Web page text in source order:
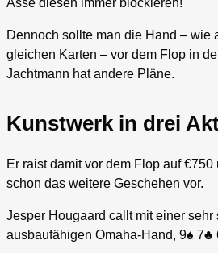
Dennoch sollte man die Hand – wie
gleichen Karten – vor dem Flop in
Jachtmann hat andere Pläne.
Kunstwerk in drei
Er raist damit vor dem Flop auf
schon das weitere Geschehen vor.
Jesper Hougaard callt mit einer sehr
ausbaufähigen Omaha-Hand, 9♠ 7♣